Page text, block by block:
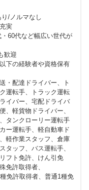
/ノルマなし
実
60代など幅広い世代が
歓迎
下の経験者や資格保有
・配達ドライバー、ト
運転手、トラック運転
イバー、宅配ドライバ
、軽貨物ドライバー、
タンクローリー運転手
ー運転手、軽自動車ド
軽作業スタッフ、倉庫
タッフ、バス運転手、
フト免許、けん引免
免許取得者、
免許取得者、普通1種免